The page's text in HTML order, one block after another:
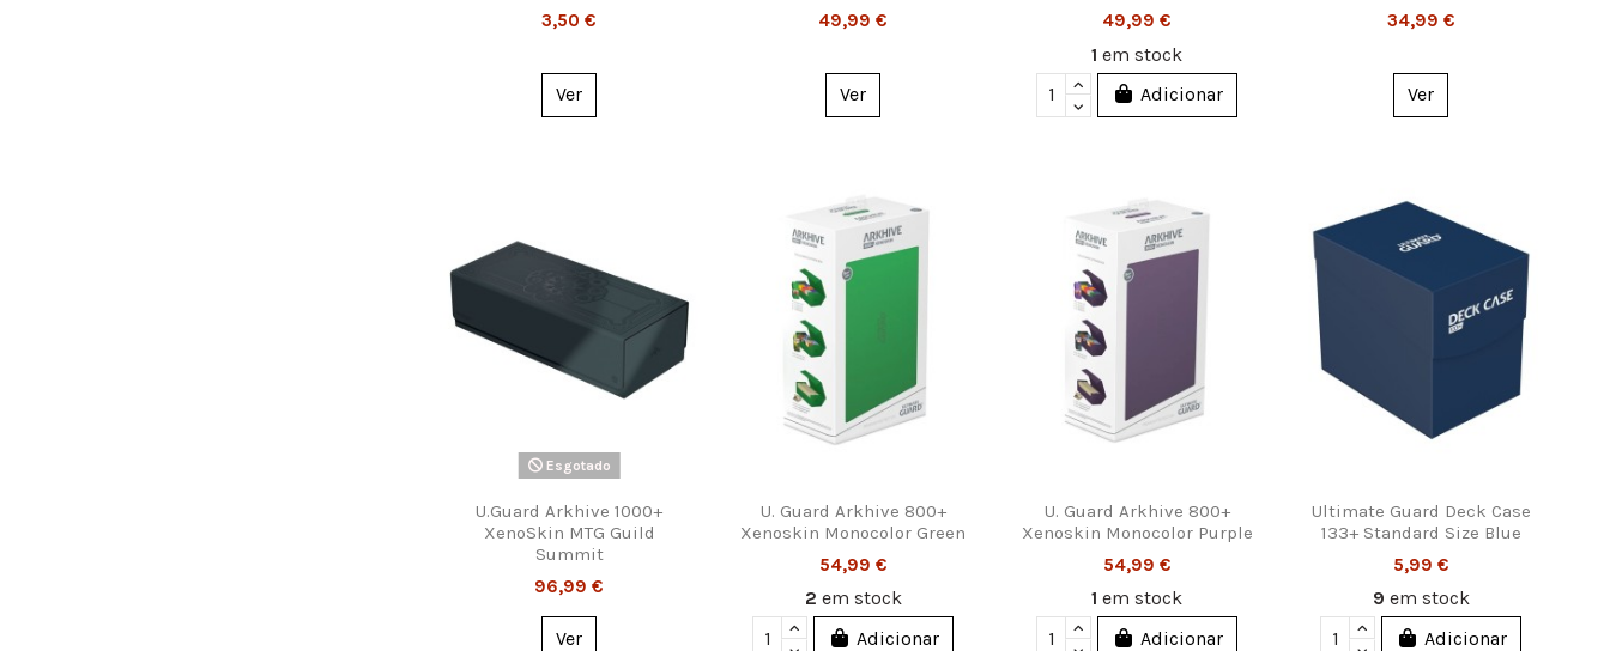
3,50 €
Ver
49,99 €
Ver
49,99 €
1em stock
Adicionar
34,99 €
Ver
Esgotado
U.Guard Arkhive 1000+
XenoSkin MTG Guild
Summit
96,99 €
Ver
U. Guard Arkhive 800+
Xenoskin Monocolor Green
54,99 €
2 em stock
Adicionar
U. Guard Arkhive 800+
Xenoskin Monocolor Purple
54,99 €
1em stock
Adicionar
Ultimate Guard Deck Case
133+ Standard Size Blue
5,99 €
9 em stock
Adicionar
Informações Legais
Informação legal
Termos e Condições
Política de Privacidade
Política de Cookies
Rua D. Pedro Cristo, 53 Sala
C, D 3030-394 Coimbra
Armazém: 239 049 612 | Loja: 962 872 378
Controle a sua privacidade